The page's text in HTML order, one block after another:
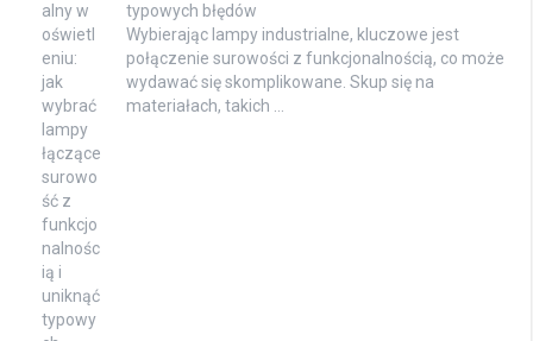
typowych błędów
Wybierając lampy industrialne, kluczowe jest
połączenie surowości z funkcjonalnością, co może
wydawać się skomplikowane. Skup się na
materiałach, takich …